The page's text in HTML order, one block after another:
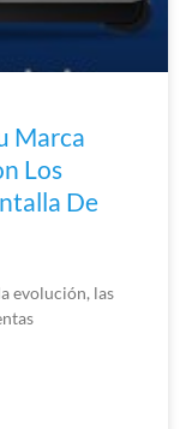
Marca
Los
De
evolución, las